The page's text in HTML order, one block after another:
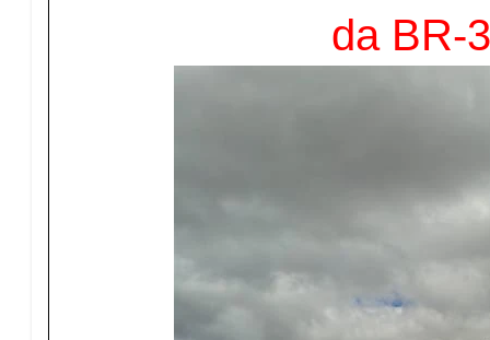
da BR-